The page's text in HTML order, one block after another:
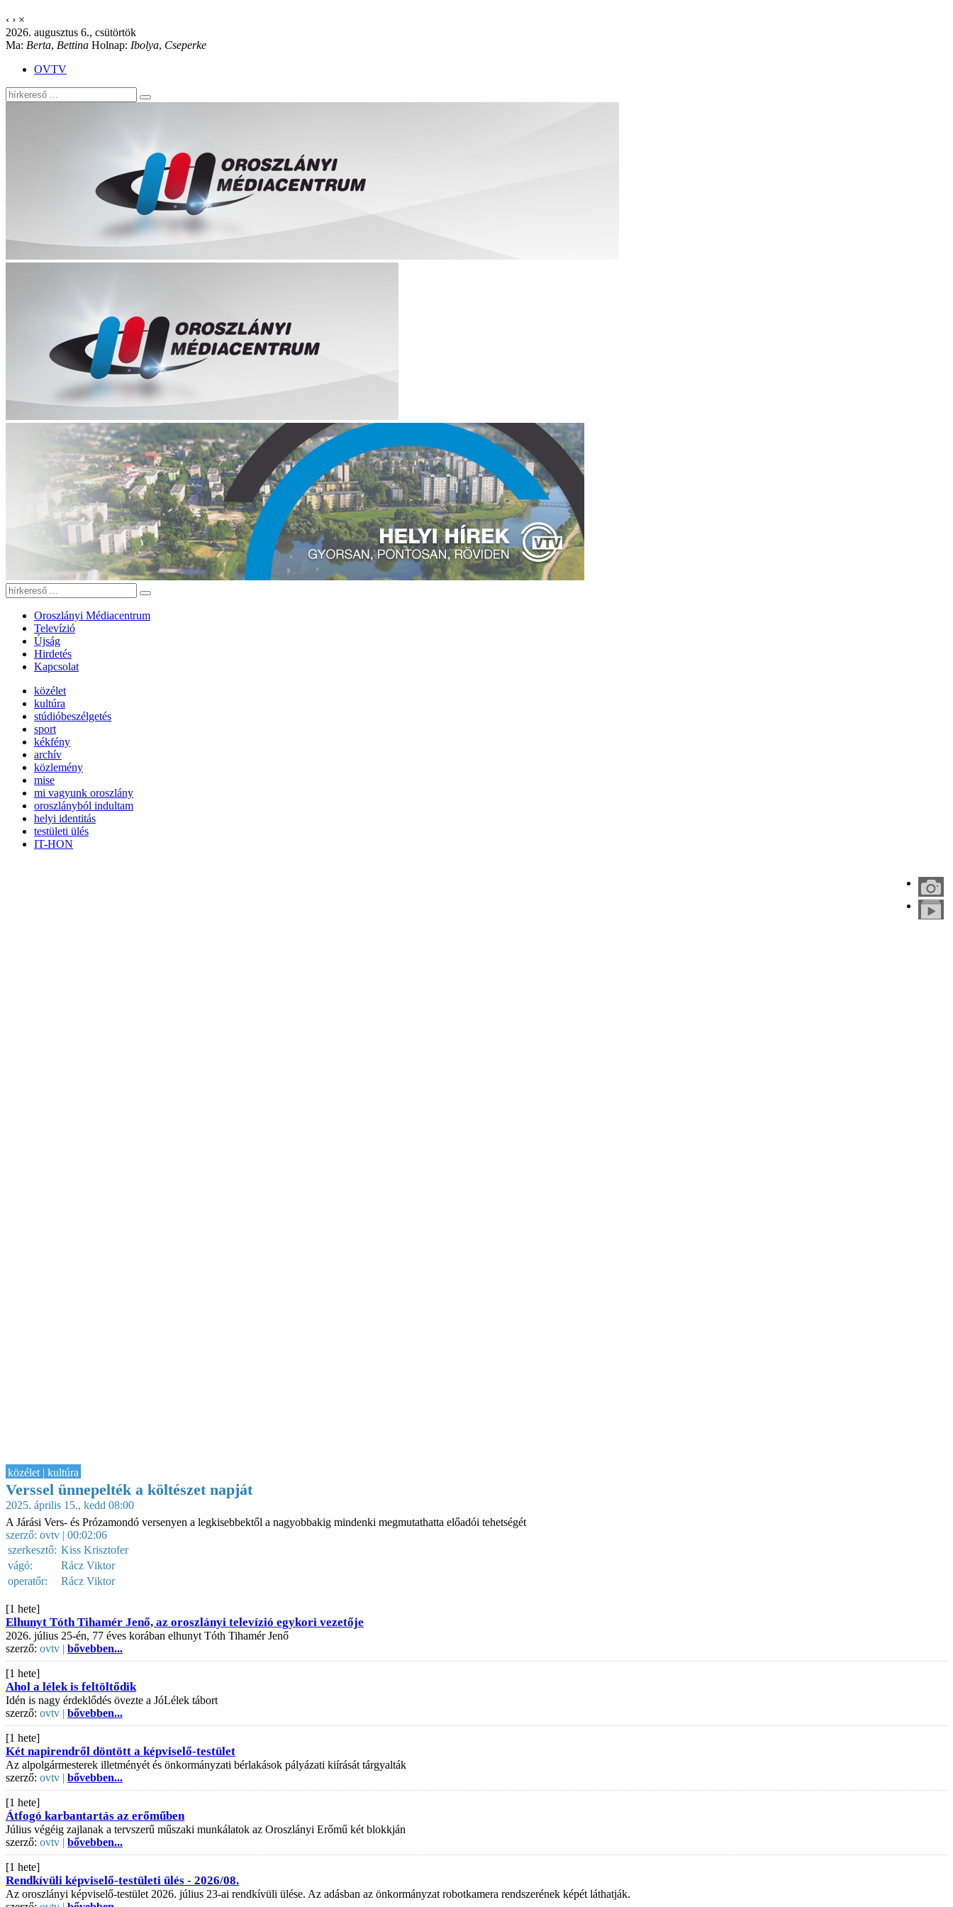
‹ › ×
2026. augusztus 6., csütörtök
Ma: Berta, Bettina Holnap: Ibolya, Cseperke
OVTV
Oroszlányi Médiacentrum
Televízió
Újság
Hirdetés
Kapcsolat
közélet
kultúra
stúdióbeszélgetés
sport
kékfény
archív
közlemény
mise
mi vagyunk oroszlány
oroszlányból indultam
helyi identitás
testületi ülés
IT-HON
közélet | kultúra
Verssel ünnepelték a költészet napját
2025. április 15., kedd 08:00
A Járási Vers- és Prózamondó versenyen a legkisebbektől a nagyobbakig mindenki megmutathatta előadói tehetségét
szerző: ovtv | 00:02:06
szerkesztő: Kiss Krisztofer
vágó:
Rácz Viktor
operatőr:
Rácz Viktor
[1 hete]
Elhunyt Tóth Tihamér Jenő, az oroszlányi televízió egykori vezetője
2026. július 25-én, 77 éves korában elhunyt Tóth Tihamér Jenő
szerző: ovtv | bővebben...
[1 hete]
Ahol a lélek is feltöltődik
Idén is nagy érdeklődés övezte a JóLélek tábort
szerző: ovtv | bővebben...
[1 hete]
Két napirendről döntött a képviselő-testület
Az alpolgármesterek illetményét és önkormányzati bérlakások pályázati kiírását tárgyalták
szerző: ovtv | bővebben...
[1 hete]
Átfogó karbantartás az erőműben
Július végéig zajlanak a tervszerű műszaki munkálatok az Oroszlányi Erőmű két blokkján
szerző: ovtv | bővebben...
[1 hete]
Rendkívüli képviselő-testületi ülés - 2026/08.
Az oroszlányi képviselő-testület 2026. július 23-ai rendkívüli ülése. Az adásban az önkormányzat robotkamera rendszerének képét láthatják.